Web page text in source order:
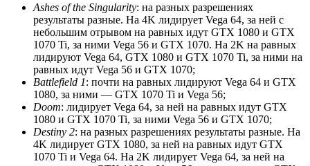
Ashes of the Singularity: на разных разрешениях
результаты разные. На 4K лидирует Vega 64, за ней с
небольшим отрывом на равных идут GTX 1080 и GTX
1070 Ti, за ними Vega 56 и GTX 1070. На 2K на равных
лидируют Vega 64, GTX 1080 и GTX 1070 Ti, за ними на
равных идут Vega 56 и GTX 1070;
Battlefield 1: почти на равных лидируют Vega 64 и GTX
1080, за ними — GTX 1070 Ti и Vega 56;
Doom: лидирует Vega 64, за ней на равных идут GTX
1080 и GTX 1070 Ti, за ними Vega 56 и GTX 1070;
Destiny 2: на разных разрешениях результаты разные. На
4K лидирует GTX 1080, за ней на равных идут GTX
1070 Ti и Vega 64. На 2K лидирует Vega 64, за ней на